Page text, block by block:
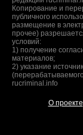
Копирование и
публичного
размещение в
прочее)
условий:
1) получение
материалов;
2) указание
rucriminal.info
О проекте